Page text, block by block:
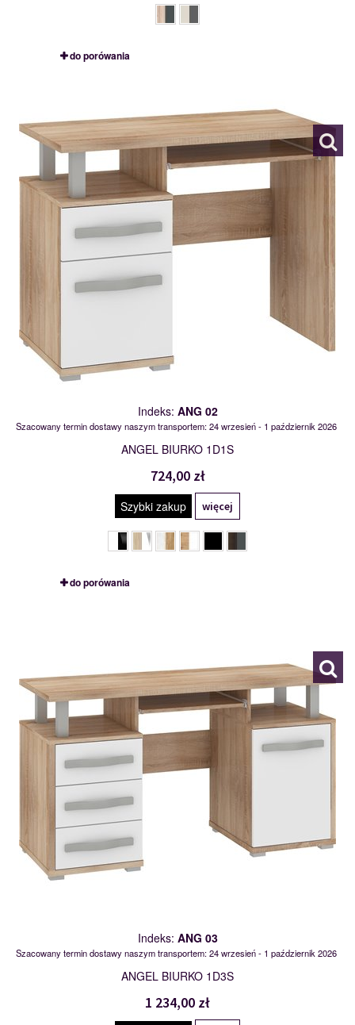
do porówania
Indeks: ANG 02
Szacowany termin dostawy naszym transportem: 24 wrzesień - 1 październik 2026
ANGEL BIURKO 1D1S
724,00 zł
Szybki zakup więcej
do porówania
Indeks: ANG 03
Szacowany termin dostawy naszym transportem: 24 wrzesień - 1 październik 2026
ANGEL BIURKO 1D3S
1 234,00 zł